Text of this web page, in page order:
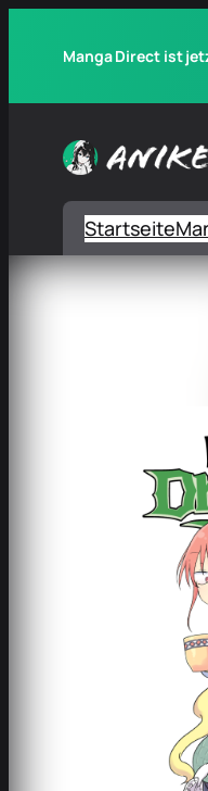
Manga Direct ist
Startseite